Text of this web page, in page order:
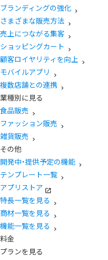
ブランディングの強化
さまざまな販売方法
売上につながる集客
ショッピングカート
顧客ロイヤリティを向上
モバイルアプリ
複数店舗との連携
業種別に見る
食品販売
ファッション販売
雑貨販売
その他
開発中・提供予定の機能
テンプレート一覧
アプリストア
特長一覧を見る
商材一覧を見る
機能一覧を見る
料金
プランを見る